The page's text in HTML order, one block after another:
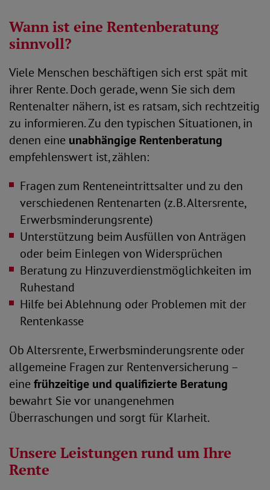
Wann ist eine Rentenberatung
sinnvoll?
Viele Menschen beschäftigen sich erst spät mit
ihrer Rente. Doch gerade, wenn Sie sich dem
Rentenalter nähern, ist es ratsam, sich rechtzeitig
zu informieren. Zu den typischen Situationen, in
denen eine unabhängige Rentenberatung
empfehlenswert ist, zählen:
Fragen zum Renteneintrittsalter und zu den
verschiedenen Rentenarten (z. B. Altersrente,
Erwerbsminderungsrente)
Unterstützung beim Ausfüllen von Anträgen
oder beim Einlegen von Widersprüchen
Beratung zu Hinzuverdienstmöglichkeiten im
Ruhestand
Hilfe bei Ablehnung oder Problemen mit der
Rentenkasse
Ob Altersrente, Erwerbsminderungsrente oder
allgemeine Fragen zur Rentenversicherung –
eine frühzeitige und qualifizierte Beratung
bewahrt Sie vor unangenehmen
Überraschungen und sorgt für Klarheit.
Unsere Leistungen rund um Ihre
Rente